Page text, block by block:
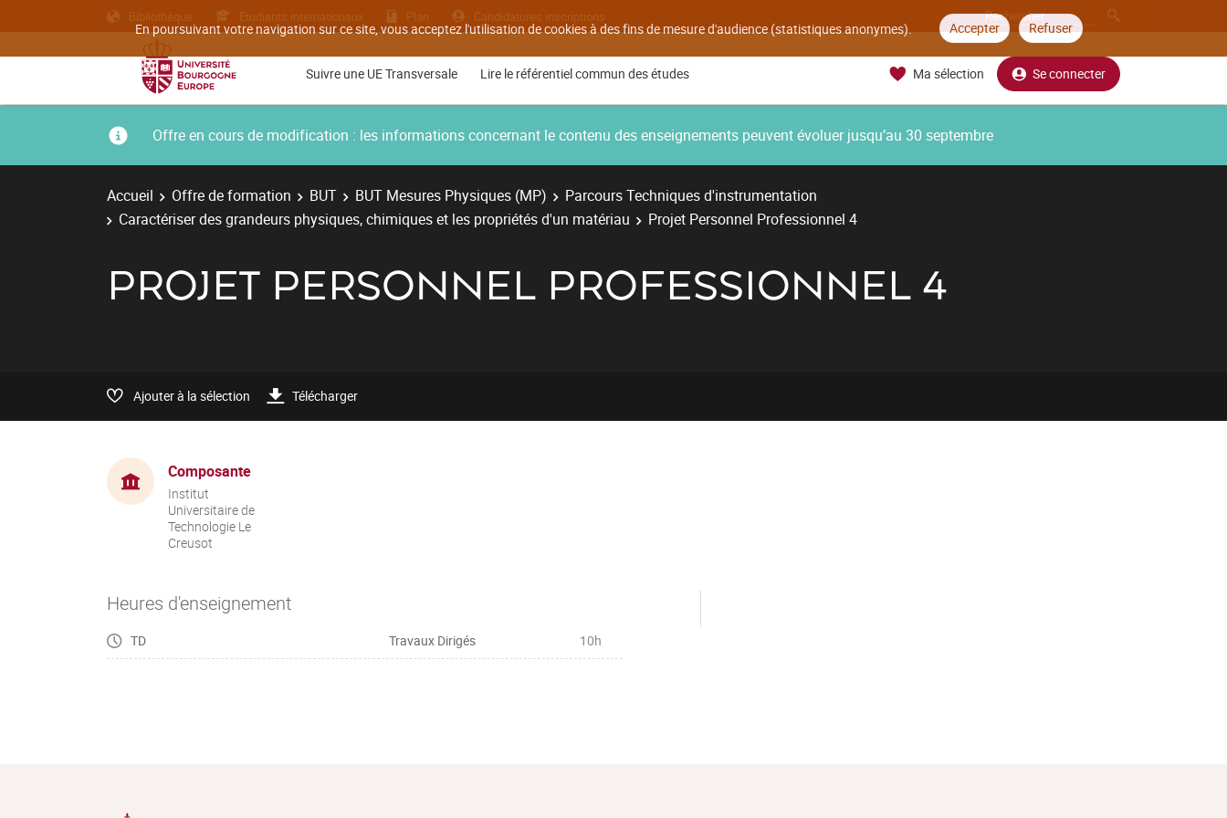
En poursuivant votre navigation sur ce site, vous acceptez l'utilisation de cookies à des fins de mesure d'audience (statistiques anonymes). Accepter Refuser
Bibliothèque Etudiants internationaux Plan Candidatures inscriptions
Suivre une UE Transversale Lire le référentiel commun des études Ma sélection Se connecter
Offre en cours de modification : les informations concernant le contenu des enseignements peuvent évoluer jusqu’au 30 septembre
Accueil Offre de formation BUT BUT Mesures Physiques (MP)
Parcours Techniques d'instrumentation
Caractériser des grandeurs physiques, chimiques et les propriétés d'un matériau
Projet Personnel Professionnel 4
PROJET PERSONNEL PROFESSIONNEL 4
Ajouter à la sélection Télécharger
Composante
Institut
Universitaire de
Technologie Le
Creusot
Heures d'enseignement
TD Travaux Dirigés 10h